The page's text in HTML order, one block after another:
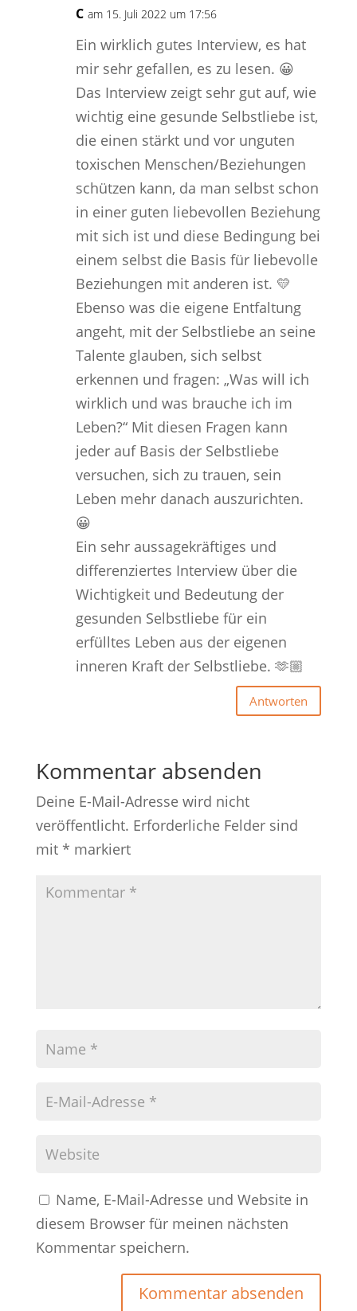
C am 15. Juli 2022 um 17:56
Ein wirklich gutes Interview, es hat
mir sehr gefallen, es zu lesen. 😀
Das Interview zeigt sehr gut auf, wie
wichtig eine gesunde Selbstliebe ist,
die einen stärkt und vor unguten
toxischen Menschen/Beziehungen
schützen kann, da man selbst schon
in einer guten liebevollen Beziehung
mit sich ist und diese Bedingung bei
einem selbst die Basis für liebevolle
Beziehungen mit anderen ist. 💛
Ebenso was die eigene Entfaltung
angeht, mit der Selbstliebe an seine
Talente glauben, sich selbst
erkennen und fragen: „Was will ich
wirklich und was brauche ich im
Leben?“ Mit diesen Fragen kann
jeder auf Basis der Selbstliebe
versuchen, sich zu trauen, sein
Leben mehr danach auszurichten.
😀
Ein sehr aussagekräftiges und
differenziertes Interview über die
Wichtigkeit und Bedeutung der
gesunden Selbstliebe für ein
erfülltes Leben aus der eigenen
inneren Kraft der Selbstliebe. 🫶🏼
Antworten
Kommentar absenden
Deine E-Mail-Adresse wird nicht
veröffentlicht. Erforderliche Felder sind
mit * markiert
Name, E-Mail-Adresse und Website in
diesem Browser für meinen nächsten
Kommentar speichern.